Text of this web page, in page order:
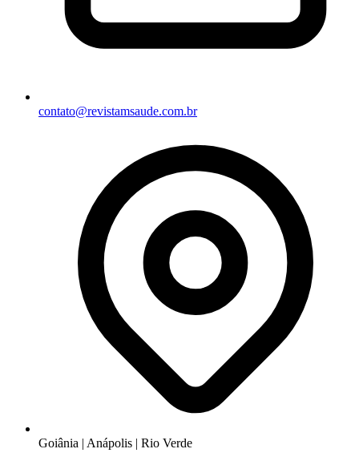
contato@revistamsaude.com.br
Goiânia | Anápolis | Rio Verde